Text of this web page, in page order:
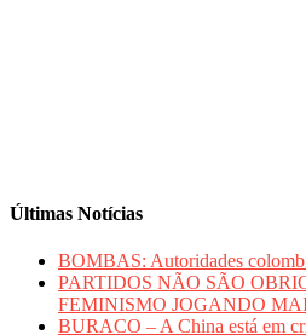
Últimas Notícias
BOMBAS: Autoridades
PARTIDOS NÃO SÃO
FEMINISMO JOGANDO
BURACO – A China está em